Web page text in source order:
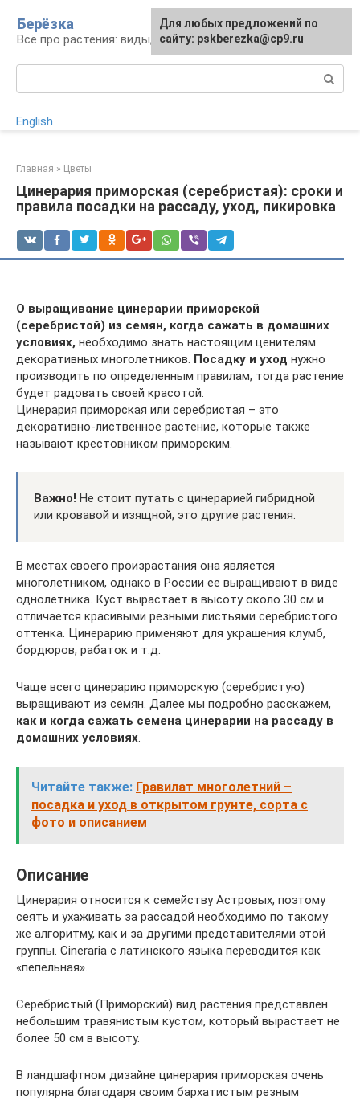
контенту
Берёзка
Всё про растения: виды, выращивание, уход
English
Главная » Цветы
Цинерария приморская (серебристая): сроки и
правила посадки на рассаду, уход, пикировка
О выращивание цинерарии приморской
(серебристой) из семян, когда сажать в домашних
условиях, необходимо знать настоящим ценителям
декоративных многолетников. Посадку и уход нужно
производить по определенным правилам, тогда растение
будет радовать своей красотой.
Цинерария приморская или серебристая – это
декоративно-лиственное растение, которые также
называют крестовником приморским.
Важно! Не стоит путать с цинерарией гибридной
или кровавой и изящной, это другие растения.
В местах своего произрастания она является
многолетником, однако в России ее выращивают в виде
однолетника. Куст вырастает в высоту около 30 см и
отличается красивыми резными листьями серебристого
оттенка. Цинерарию применяют для украшения клумб,
бордюров, рабаток и т.д.
Чаще всего цинерарию приморскую (серебристую)
выращивают из семян. Далее мы подробно расскажем,
как и когда сажать семена цинерарии на рассаду в
домашних условиях.
Читайте также: Гравилат многолетний –
посадка и уход в открытом грунте, сорта с
фото и описанием
Описание
Цинерария относится к семейству Астровых, поэтому
сеять и ухаживать за рассадой необходимо по такому
же алгоритму, как и за другими представителями этой
группы. Cineraria с латинского языка переводится как
«пепельная».
Серебристый (Приморский) вид растения представлен
небольшим травянистым кустом, который вырастает не
более 50 см в высоту.
В ландшафтном дизайне цинерария приморская очень
популярна благодаря своим бархатистым резным
Для любых предложений по
сайту: pskberezka@cp9.ru